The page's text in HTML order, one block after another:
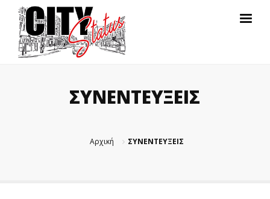
ΣΥΝΕΝΤΕΥΞΕΙΣ
Αρχική ΣΥΝΕΝΤΕΥΞΕΙΣ